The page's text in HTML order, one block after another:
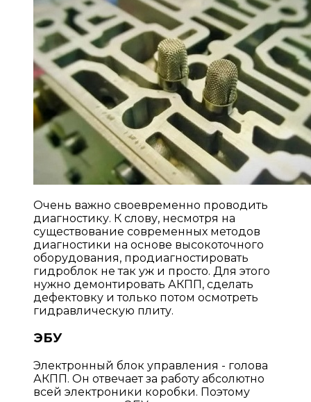
Очень важно своевременно проводить
диагностику. К слову, несмотря на
существование современных методов
диагностики на основе высокоточного
оборудования, продиагностировать
гидроблок не так уж и просто. Для этого
нужно демонтировать АКПП, сделать
дефектовку и только потом осмотреть
гидравлическую плиту.
ЭБУ
Электронный блок управления - голова
АКПП. Он отвечает за работу абсолютно
всей электроники коробки. Поэтому